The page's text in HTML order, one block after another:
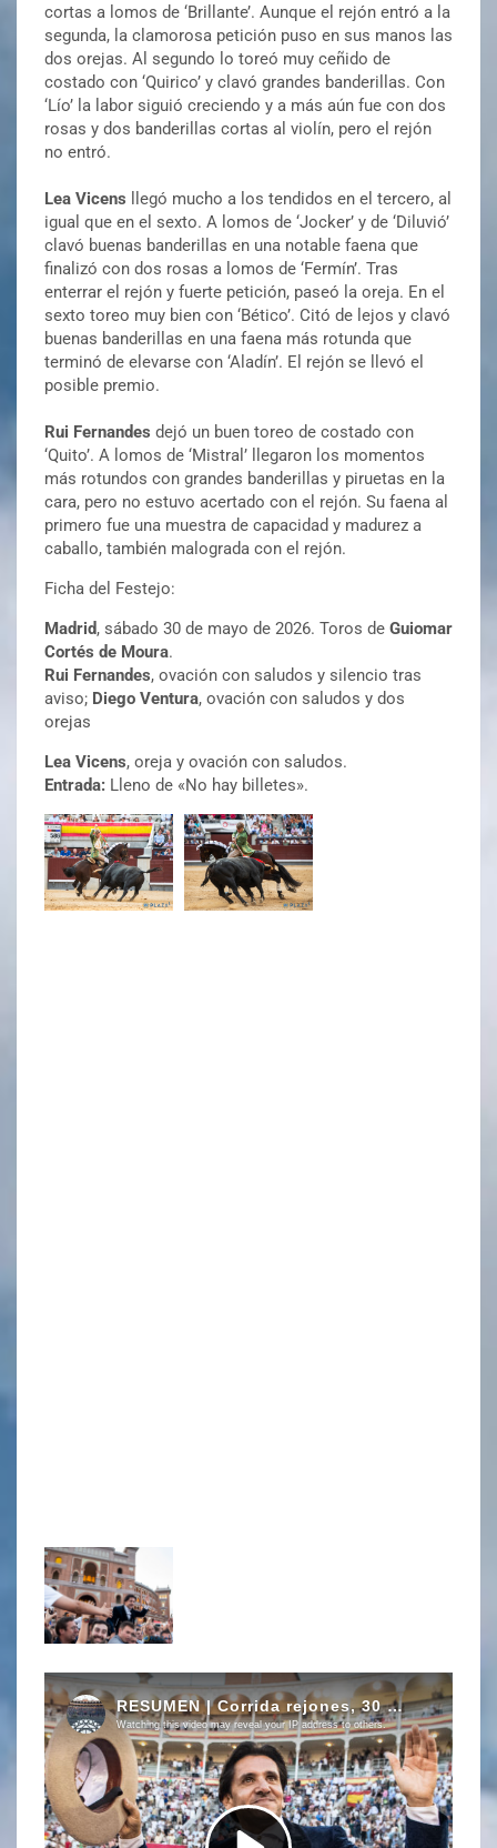
cortas a lomos de ‘Brillante’. Aunque el rejón entró a la
segunda, la clamorosa petición puso en sus manos las
dos orejas. Al segundo lo toreó muy ceñido de
costado con ‘Quirico’ y clavó grandes banderillas. Con
‘Lío’ la labor siguió creciendo y a más aún fue con dos
rosas y dos banderillas cortas al violín, pero el rejón
no entró.
Lea Vicens
llegó mucho a los tendidos en el tercero, al
igual que en el sexto. A lomos de ‘Jocker’ y de ‘Diluvió’
clavó buenas banderillas en una notable faena que
finalizó con dos rosas a lomos de ‘Fermín’. Tras
enterrar el rejón y fuerte petición, paseó la oreja. En el
sexto toreo muy bien con ‘Bético’. Citó de lejos y clavó
buenas banderillas en una faena más rotunda que
terminó de elevarse con ‘Aladín’. El rejón se llevó el
posible premio.
Rui Fernandes dejó un buen toreo de costado con
‘Quito’. A lomos de ‘Mistral’ llegaron los momentos
más rotundos con grandes banderillas y piruetas en la
cara, pero no estuvo acertado con el rejón. Su faena al
primero fue una muestra de capacidad y madurez a
caballo, también malograda con el rejón.
Ficha del Festejo:
Madrid, sábado 30 de mayo de 2026. Toros de Guiomar
Cortés de Moura.
Rui Fernandes, ovación con saludos y silencio tras
aviso; Diego Ventura, ovación con saludos y dos
orejas
Lea Vicens, oreja y ovación con saludos.
Entrada: Lleno de «No hay billetes».